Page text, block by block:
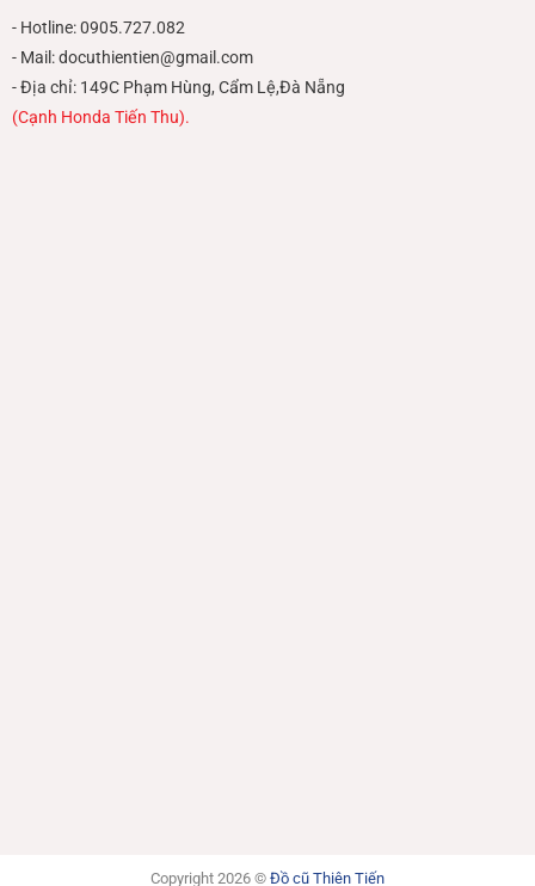
- Hotline: 0905.727.082
- Mail: docuthientien@gmail.com
- Địa chỉ: 149C Phạm Hùng, Cẩm Lệ,Đà Nẵng
(Cạnh Honda Tiến Thu).
Copyright 2026 © Đồ cũ Thiên Tiến